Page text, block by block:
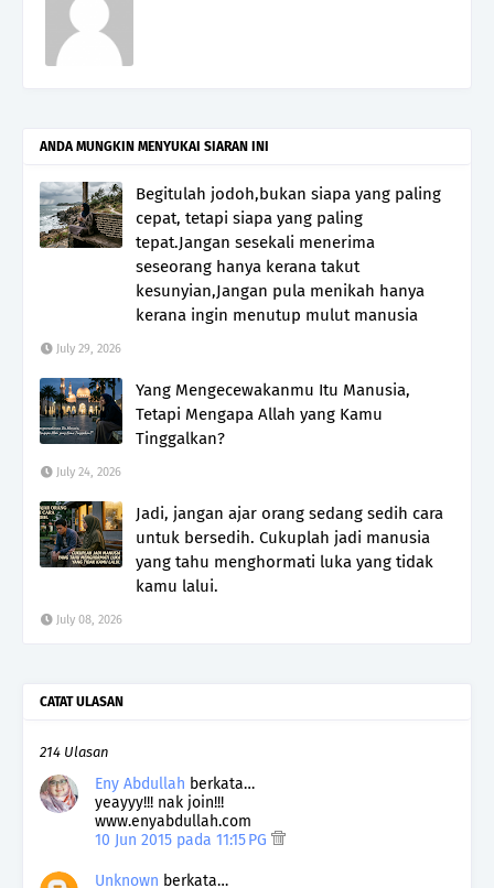
ANDA MUNGKIN MENYUKAI SIARAN INI
Begitulah jodoh,bukan siapa yang paling
cepat, tetapi siapa yang paling
tepat.Jangan sesekali menerima
seseorang hanya kerana takut
kesunyian,Jangan pula menikah hanya
kerana ingin menutup mulut manusia
July 29, 2026
Yang Mengecewakanmu Itu Manusia,
Tetapi Mengapa Allah yang Kamu
Tinggalkan?
July 24, 2026
Jadi, jangan ajar orang sedang sedih cara
untuk bersedih. Cukuplah jadi manusia
yang tahu menghormati luka yang tidak
kamu lalui.
July 08, 2026
CATAT ULASAN
214 Ulasan
Eny Abdullah berkata…
yeayyy!!! nak join!!!
www.enyabdullah.com
10 Jun 2015 pada 11:15 PG
Unknown berkata…